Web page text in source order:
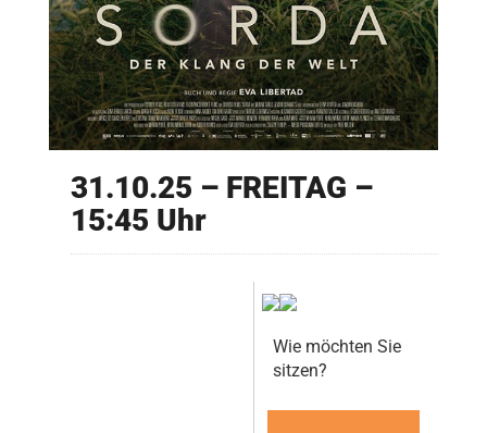
31.10.25 – FREITAG –
15:45 Uhr
Wie möchten Sie
sitzen?